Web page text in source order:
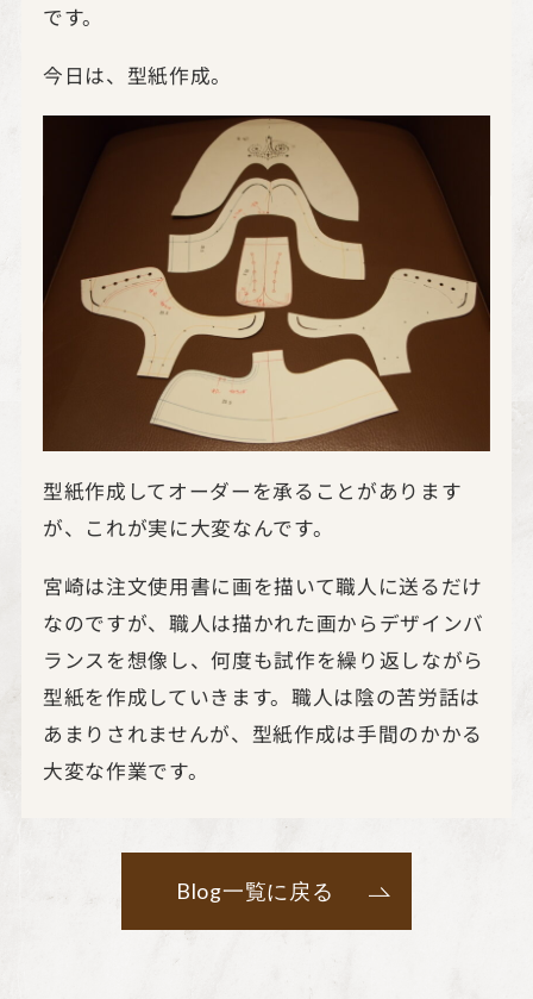
です。
今日は、型紙作成。
型紙作成してオーダーを承ることがあります
が、これが実に大変なんです。
宮崎は注文使用書に画を描いて職人に送るだけ
なのですが、職人は描かれた画からデザインバ
ランスを想像し、何度も試作を繰り返しながら
型紙を作成していきます。職人は陰の苦労話は
あまりされませんが、型紙作成は手間のかかる
大変な作業です。
Blog一覧に戻る